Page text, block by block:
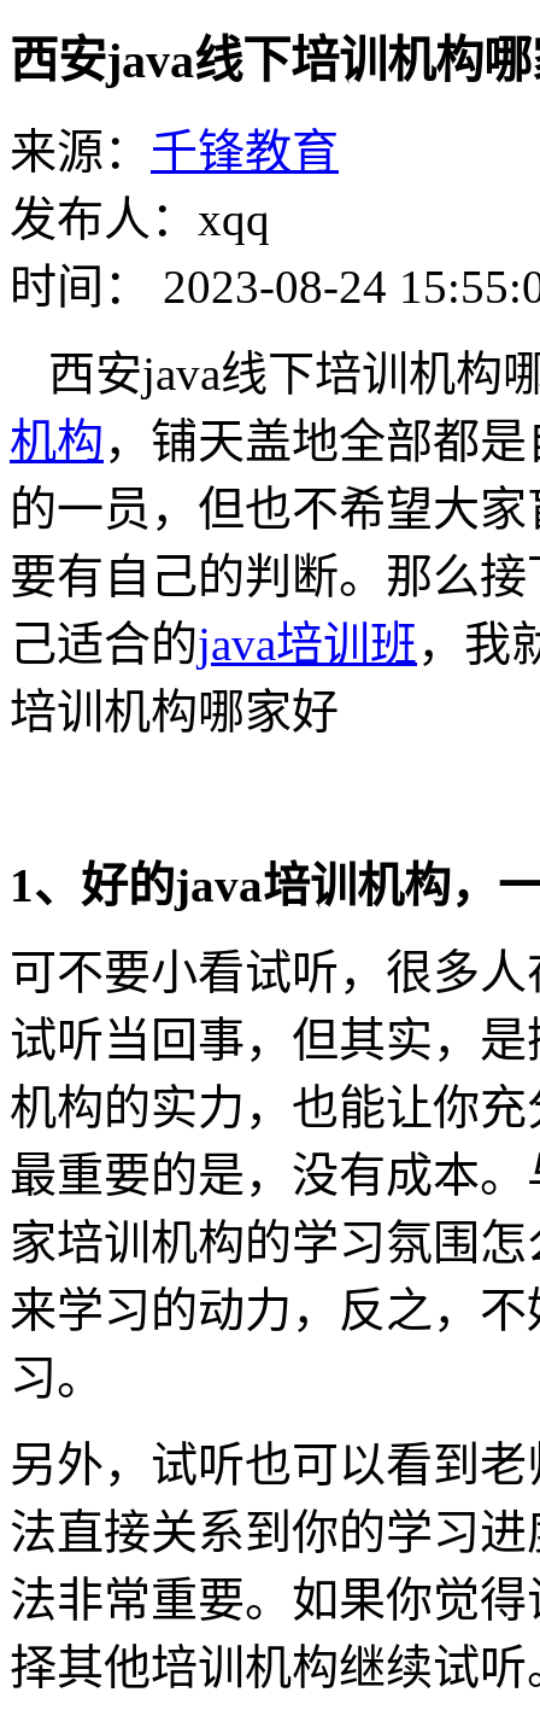
西安java线下培训机构
来源： 千锋教育
发布人：xqq
时间： 2023-08-24
西安java线下培训机构
机构，铺天盖地全部都
的一员，但也不希望大
要有自己的判断。那么
己适合的java培训班，我
培训机构哪家好
1、好的java培训机构，
可不要小看试听，很多
试听当回事，但其实，
机构的实力，也能让你
最重要的是，没有成本
家培训机构的学习氛围
来学习的动力，反之，
习。
另外，试听也可以看到
法直接关系到你的学习
法非常重要。如果你觉
择其他培训机构继续试